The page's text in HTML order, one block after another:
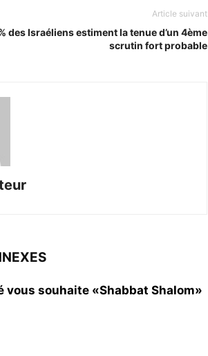
Article suivant
des Israéliens estiment la tenue d’un 4ème
scrutin fort probable
vous souhaite «Shabbat Shalom»